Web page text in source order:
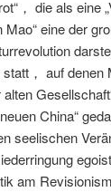
， die als eine
eine der
， auf denen
China“
seelischen
am